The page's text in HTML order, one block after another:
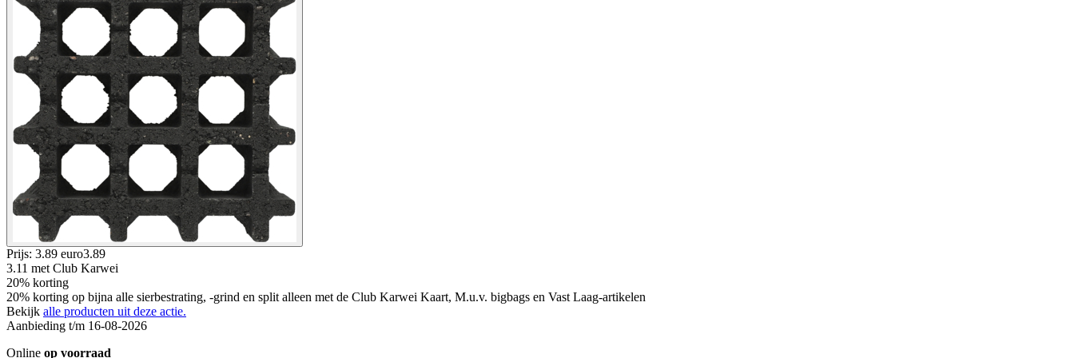
Prijs: 3.89 euro3.89
3.11 met Club Karwei
20% korting
20% korting op bijna alle sierbestrating, -grind en split alleen met de Club Karwei Kaart, M.u.v. bigbags en Vast Laag-artikelen
Bekijk alle producten uit deze actie.
Aanbieding t/m 16-08-2026
Online op voorraad